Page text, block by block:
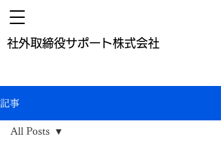
​社外取締役サポート株式会社
記事
All Posts